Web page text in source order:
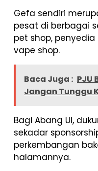
Gefa sendiri
pesat di berbagai
pet shop,
vape shop.
Baca Juga : PJU
Jangan Tunggu
Bagi Abang Ul,
sekadar
perkembangan
halamannya.